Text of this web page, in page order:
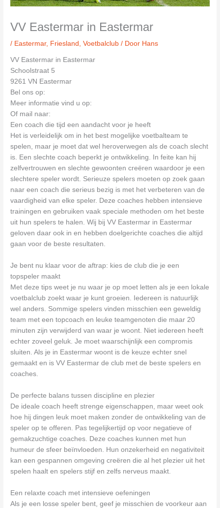
VV Eastermar in Eastermar
/ Eastermar, Friesland ,Voetbalclub / Door Hans
VV Eastermar in Eastermar
Schoolstraat 5
9261 VN Eastermar
Bel ons op:
Meer informatie vind u op:
Of mail naar:
Een coach die tijd een aandacht voor je heeft
Het is verleidelijk om in het best mogelijke voetbalteam te
spelen, maar je moet dat wel heroverwegen als de coach slecht
is. Een slechte coach beperkt je ontwikkeling. In feite kan hij
zelfvertrouwen en slechte gewoonten creëren waardoor je een
slechtere speler wordt. Serieuze spelers moeten op zoek gaan
naar een coach die serieus bezig is met het verbeteren van de
vaardigheid van elke speler. Deze coaches hebben intensieve
trainingen en gebruiken vaak speciale methoden om het beste
uit hun spelers te halen. Wij bij VV Eastermar in Eastermar
geloven daar ook in en hebben doelgerichte coaches die altijd
gaan voor de beste resultaten.
Je bent nu klaar voor de aftrap: kies de club die je een
topspeler maakt
Met deze tips weet je nu waar je op moet letten als je een lokale
voetbalclub zoekt waar je kunt groeien. Iedereen is natuurlijk
wel anders. Sommige spelers vinden misschien een geweldig
team met een topcoach en leuke teamgenoten die maar 20
minuten zijn verwijderd van waar je woont. Niet iedereen heeft
echter zoveel geluk. Je moet waarschijnlijk een compromis
sluiten. Als je in Eastermar woont is de keuze echter snel
gemaakt en is VV Eastermar de club met de beste spelers en
coaches.
De perfecte balans tussen discipline en plezier
De ideale coach heeft strenge eigenschappen, maar weet ook
hoe hij dingen leuk moet maken zonder de ontwikkeling van de
speler op te offeren. Pas tegelijkertijd op voor negatieve of
gemakzuchtige coaches. Deze coaches kunnen met hun
humeur de sfeer beïnvloeden. Hun onzekerheid en negativiteit
kan een gespannen omgeving creëren die al het plezier uit het
spelen haalt en spelers stijf en zelfs nerveus maakt.
Een relaxte coach met intensieve oefeningen
Als je een losse speler bent, geef je misschien de voorkeur aan